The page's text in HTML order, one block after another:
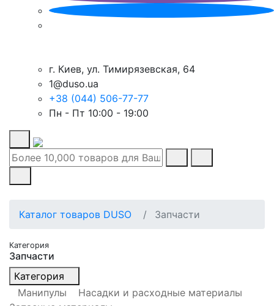
г. Киев, ул. Тимирязевская, 64
1@duso.ua
+38 (044) 506-77-77
Пн - Пт 10:00 - 19:00
Каталог товаров DUSO Запчасти
Категория
Запчасти
Категория
Манипулы
Насадки и расходные материалы